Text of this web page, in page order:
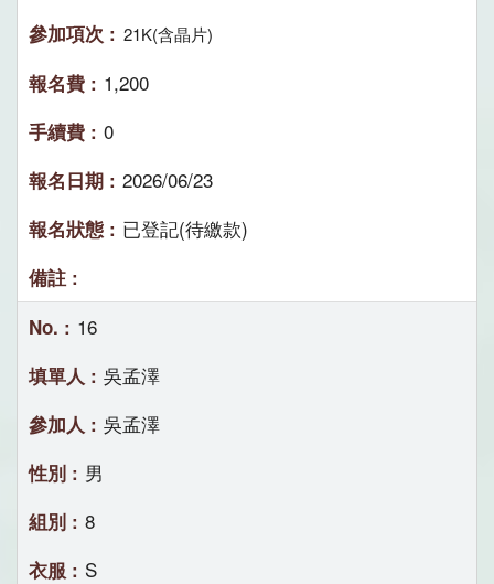
21K(含晶片)
1,200
0
2026/06/23
已登記(待繳款)
16
吳孟澤
吳孟澤
男
8
S